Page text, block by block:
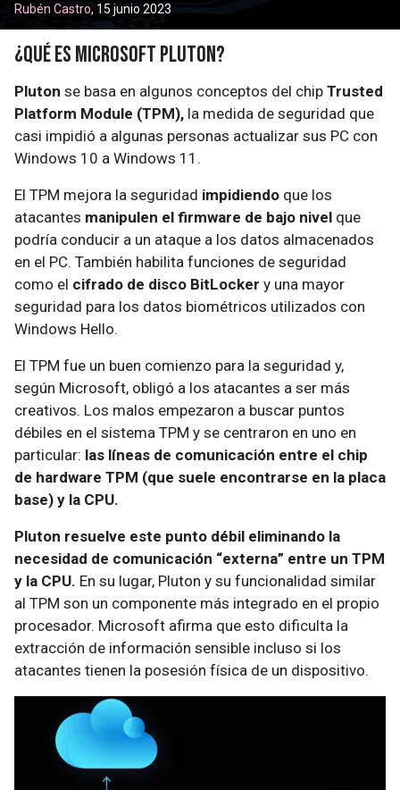
Rubén Castro, 15 junio 2023
¿Qué es Microsoft Pluton?
Pluton se basa en algunos conceptos del chip Trusted
Platform Module (TPM), la medida de seguridad que
casi impidió a algunas personas actualizar sus PC con
Windows 10 a Windows 11.
El TPM mejora la seguridad impidiendo que los
atacantes manipulen el firmware de bajo nivel que
podría conducir a un ataque a los datos almacenados
en el PC. También habilita funciones de seguridad
como el cifrado de disco BitLocker y una mayor
seguridad para los datos biométricos utilizados con
Windows Hello.
El TPM fue un buen comienzo para la seguridad y,
según Microsoft, obligó a los atacantes a ser más
creativos. Los malos empezaron a buscar puntos
débiles en el sistema TPM y se centraron en uno en
particular: las líneas de comunicación entre el chip
de hardware TPM (que suele encontrarse en la placa
base) y la CPU.
Pluton resuelve este punto débil eliminando la
necesidad de comunicación “externa” entre un TPM
y la CPU. En su lugar, Pluton y su funcionalidad similar
al TPM son un componente más integrado en el propio
procesador. Microsoft afirma que esto dificulta la
extracción de información sensible incluso si los
atacantes tienen la posesión física de un dispositivo.